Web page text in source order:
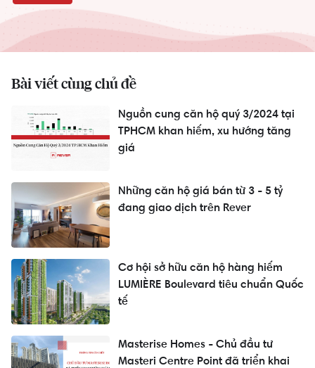
Bài viết cùng chủ đề
Nguồn cung căn hộ quý 3/2024 tại
TPHCM khan hiếm, xu hướng tăng
giá
Những căn hộ giá bán từ 3 - 5 tỷ
đang giao dịch trên Rever
Cơ hội sở hữu căn hộ hàng hiếm
LUMIÈRE Boulevard tiêu chuẩn Quốc
tế
Masterise Homes - Chủ đầu tư
Masteri Centre Point đã triển khai